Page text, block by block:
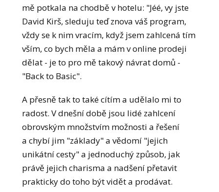
mě potkala na chodbě v hotelu: "Jéé, vy jste
David Kirš, sleduju teď znova váš program,
vždy se k nim vracím, když jsem zahlcená tím
vším, co bych měla a mám v online prodeji
dělat - je to pro mě takový návrat domů -
"Back to Basic".
A přesně tak to také cítím a udělalo mi to
radost. V dnešní době jsou lidé zahlcení
obrovským množstvím možnosti a řešení
a chybí jim "základy" a vědomí "jejich
unikátní cesty" a jednoduchý způsob, jak
právě jejich charisma a nadšení přetavit
prakticky do toho být vidět a prodávat.